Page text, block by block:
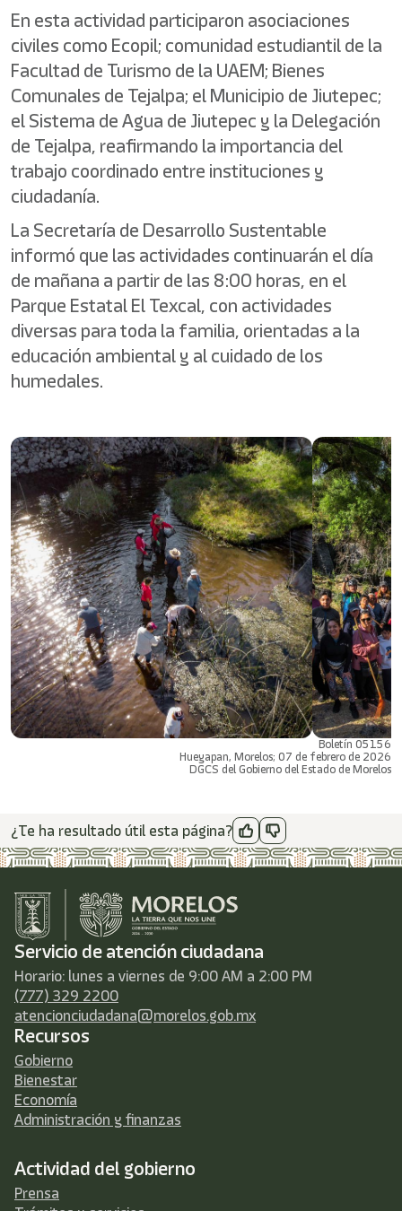
En esta actividad participaron asociaciones
civiles como Ecopil; comunidad estudiantil de la
Facultad de Turismo de la UAEM; Bienes
Comunales de Tejalpa; el Municipio de Jiutepec;
el Sistema de Agua de Jiutepec y la Delegación
de Tejalpa, reafirmando la importancia del
trabajo coordinado entre instituciones y
ciudadanía.
La Secretaría de Desarrollo Sustentable
informó que las actividades continuarán el día
de mañana a partir de las 8:00 horas, en el
Parque Estatal El Texcal, con actividades
diversas para toda la familia, orientadas a la
educación ambiental y al cuidado de los
humedales.
Boletín 05156
Hueyapan, Morelos; 07 de febrero de 2026
DGCS del Gobierno del Estado de Morelos
¿Te ha resultado útil esta página?
Servicio de atención ciudadana
Horario: lunes a viernes de 9:00 AM a 2:00 PM
(777) 329 2200
atencionciudadana@morelos.gob.mx
Recursos
Gobierno
Bienestar
Economía
Administración y finanzas
Actividad del gobierno
Prensa